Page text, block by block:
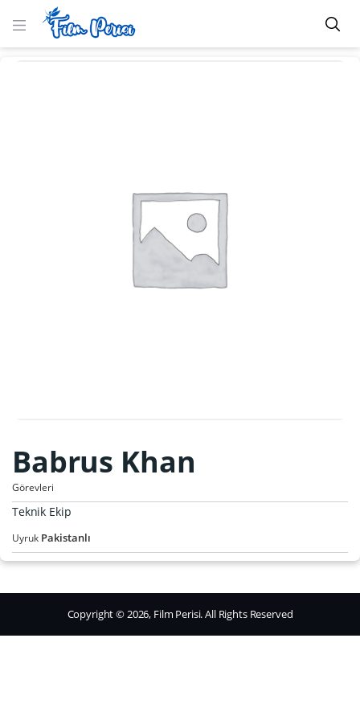
Babrus Khan
Görevleri
Teknik Ekip
Uyruk Pakistanlı
Copyright © 2026, Film Perisi. All Rights Reserved